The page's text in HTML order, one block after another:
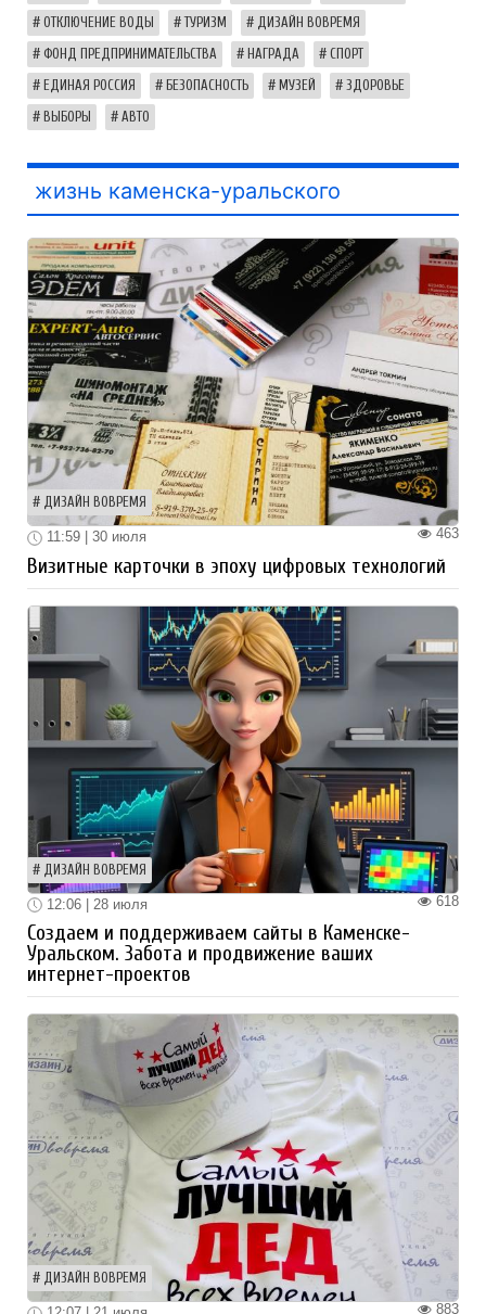
ОТКЛЮЧЕНИЕ ВОДЫ ТУРИЗМ ДИЗАЙН ВОВРЕМЯ
ФОНД ПРЕДПРИНИМАТЕЛЬСТВА НАГРАДА СПОРТ
ЕДИНАЯ РОССИЯ БЕЗОПАСНОСТЬ МУЗЕЙ ЗДОРОВЬЕ
ВЫБОРЫ АВТО
жизнь каменска-уральского
ДИЗАЙН ВОВРЕМЯ
463
11:59 | 30 июля
Визитные карточки в эпоху цифровых технологий
ДИЗАЙН ВОВРЕМЯ
618
12:06 | 28 июля
Создаем и поддерживаем сайты в Каменске-
Уральском. Забота и продвижение ваших
интернет-проектов
ДИЗАЙН ВОВРЕМЯ
883